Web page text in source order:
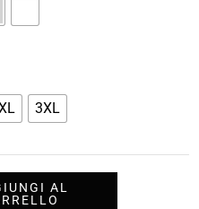
3XL
AL